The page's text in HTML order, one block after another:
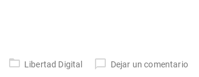
Libertad Digital Dejar un comentario